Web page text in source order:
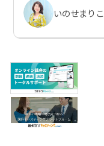
いのせまりこ